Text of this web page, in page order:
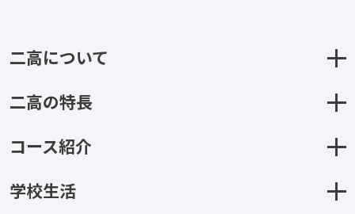
二高について
二高の特長
コース紹介
学校生活